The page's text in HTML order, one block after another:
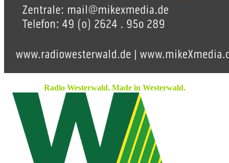
Radio Westerwald. Made in Westerwald.